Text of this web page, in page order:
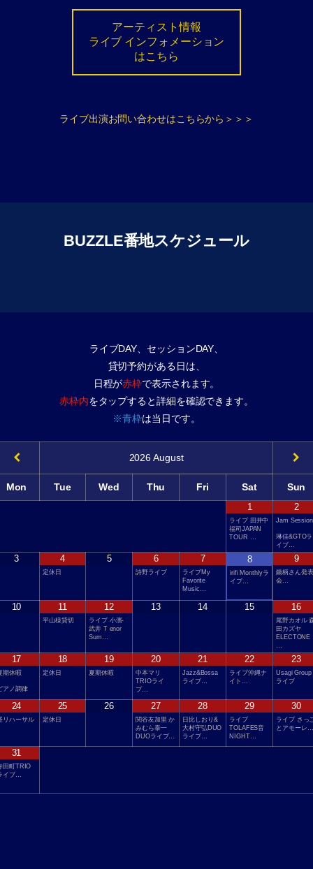
アーティスト情報
ライブ インフォメーション
はこちら
ライブ出演お問い合わせはこちらから＞＞＞
BUZZLE番地スケジュール
ライブDAY、セッションDAY、
貸切予約がある日は、
日程が赤枠で表示されます。
赤枠内をタップすると詳細を確認できます。
※青枠は当日です。
2026 August
Mon Tue Wed Thu Fri Sat Sun
1
ライブ 田井中
福司JAPAN
TOUR …
2
Jam Session
琳佳&GTOラ
イブ…
3 4
定休日
5 6
詩野ライブ
7
ライブMy
Favorite
Music…
8
irifi Monthlyラ
イブ…
9
鋤柄さん発表
会…
10 11
平山様貸切
12
ライブ 小濱-
武井 T enor
Sum…
13 14 15 16
尾野カオル
田カズヤ
ELECTONE
17
期休暇
アノ調律
18
定休日
19
夏期休暇
20
中本マリ
TRIOライ
ブ…
21
Jazz&Bossa
ライブ…
22
ライブ沖縄ナ
イト…
23
Usagi Group
ライブ
24
リハーサル
25
定休日
26 27
関谷友加里 か
みむら泰一
DUOライブ…
28
日比しおり&
大村守弘DUO
ライブ…
29
ライブ
TOLAFES音
NIGHT…
30
ライブ さっ
とアモーレ…
31
田町TRIO
イブ…